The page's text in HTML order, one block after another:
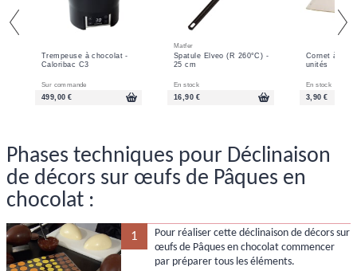
Trempeuse à chocolat -
Caloribac C3
Sur commande
499,00 €
Matfer
Spatule Elveo (R 260°C) -
25 cm
En stock
16,90 €
Cornet à
unités
En stock
3,90 €
Phases techniques pour Déclinaison
de décors sur œufs de Pâques en
chocolat :
1
Pour réaliser cette déclinaison de décors sur
œufs de Pâques en chocolat commencer
par préparer tous les éléments.